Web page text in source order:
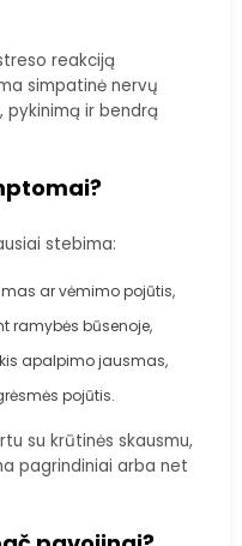
reakciją
simpatinė nervų
pykinimą ir bendrą
stebima:
ar vėmimo pojūtis,
ramybės būsenoje,
apalpimo jausmas,
pojūtis.
su krūtinės skausmu,
pagrindiniai arba net